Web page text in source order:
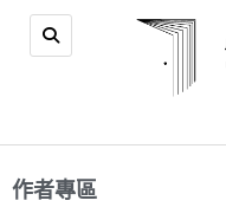
作者專區